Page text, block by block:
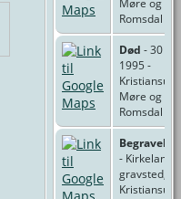
Møre og
Romsdal
Død - 30 Jan
1995 -
Møre og
Romsdal
Begravelse
-
gravsted,
Kristiansund